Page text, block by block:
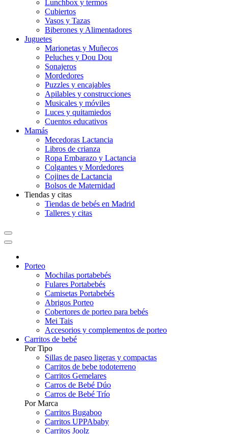
Lunchbox y termos
Cubiertos
Vasos y Tazas
Biberones y Alimentadores
Juguetes
Marionetas y Muñecos
Peluches y Dou Dou
Sonajeros
Mordedores
Puzzles y encajables
Apilables y construcciones
Musicales y móviles
Luces y quitamiedos
Cuentos educativos
Mamás
Mecedoras Lactancia
Libros de crianza
Ropa Embarazo y Lactancia
Colgantes y Mordedores
Cojines de Lactancia
Bolsos de Maternidad
Tiendas y citas
Tiendas de bebés en Madrid
Talleres y citas
Porteo
Mochilas portabebés
Fulares Portabebés
Camisetas Portabebés
Abrigos Porteo
Cobertores de porteo para bebés
Mei Tais
Accesorios y complementos de porteo
Carritos de bebé
Por Tipo
Sillas de paseo ligeras y compactas
Carritos de bebe todoterreno
Carritos Gemelares
Carros de Bebé Dúo
Carros de Bebé Trío
Por Marca
Carritos Bugaboo
Carritos UPPAbaby
Carritos Joolz